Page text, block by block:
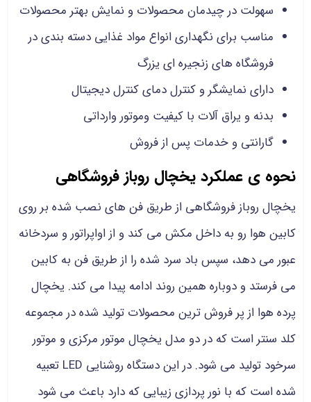
سهولت در چیدمان محصولات و نمایش بهتر محصولات
مناسب برای نگهداری انواع مواد غذایی دسته بندی در
فروشگاه های زنجیره ای یزرگ
دارای نمایشگر و کنترل دمای کنترل دیجیتال
بدنه و یراق آلات با کیفیت وموتور وارداتی
گارانتی و خدمات پس از فروش
نحوه ی عملکرد یخچال روباز فروشگاهی
یخچال روباز فروشگاهی از طریق فن های نصب شده بر روی
کابین هوا رو به داخل مکش می کند و از اواپراتور و سردخانه
عبور می دهد، سپس باد سرد شده را از طریق فن به کابین
می فرستد و دوباره همین روند ادامه پیدا می کند. یخچال
پرده هوا از پر فروش ترین محصولات تولید شده در مجموعه
کلد سنتر است که در دو مدل یخچال موتور مرکزی و موتور
سرخود تولید می شود. در این دستگاه روشنایی LED تعبیه
شده است که با نور پردازی زیبایی که دارد باعث می شود